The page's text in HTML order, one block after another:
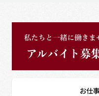
お仕